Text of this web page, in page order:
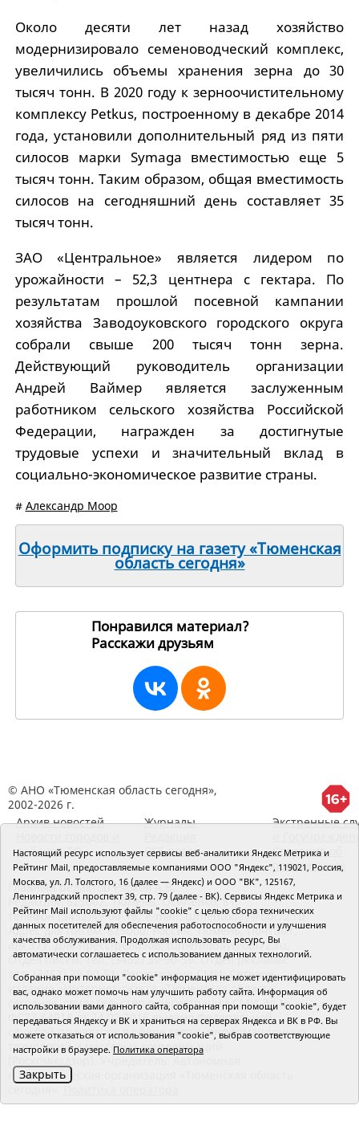
Около десяти лет назад хозяйство
модернизировало семеноводческий комплекс,
увеличились объемы хранения зерна до 30
тысяч тонн. В 2020 году к зерноочистительному
комплексу Petkus, построенному в декабре 2014
года, установили дополнительный ряд из пяти
силосов марки Symaga вместимостью еще 5
тысяч тонн. Таким образом, общая вместимость
силосов на сегодняшний день составляет 35
тысяч тонн.
ЗАО «Центральное» является лидером по
урожайности – 52,3 центнера с гектара. По
результатам прошлой посевной кампании
хозяйства Заводоуковского городского округа
собрали свыше 200 тысяч тонн зерна.
Действующий руководитель организации
Андрей Ваймер является заслуженным
работником сельского хозяйства Российской
Федерации, награжден за достигнутые
трудовые успехи и значительный вклад в
социально-экономическое развитие страны.
# Александр Моор
Оформить подписку на газету «Тюменская
область сегодня»
Понравился материал?
Расскажи друзьям
© АНО «Тюменская область сегодня»,
2002-2026 г.
Архив новостей
районов ТО
Журналы
RSS поток
Экстренные
Сведения об
организации
Главный редактор Рябков А.В.
Редакция: 625002, Тюмень, Осипенко, 81,
телефон (3452)49-00-18, e-mail: tumentoday@obl72.ru
Адрес для писем: 625000, Россия, Тюмень, Почтамт,
а/я 371. Для пресс-релизов: tumentoday@obl72.ru.
Отдел писем: тел. (3452) 39-90-59. Отдел рекламы:
тел. (3452) 39-90-51. Регистрация СМИ: Сетевое
издание «Интернет-газета «Тюменская область
сегодня», свидетельство о регистрации СМИ Эл №
ФС77-64918 от 24.02.2016 выдано Федеральной
службой по надзору в сфере связи, информационных
технологий и массовых коммуникаций
(Роскомнадзор). Учредитель: Автономная
некоммерческая организация «Тюменская область
Настоящий ресурс использует сервисы веб-аналитики Яндекс Метрика и
Рейтинг Mail, предоставляемые компаниями ООО "Яндекс", 119021, Россия,
Москва, ул. Л. Толстого, 16 (далее — Яндекс) и ООО "ВК", 125167,
Ленинградский проспект 39, стр. 79 (далее - ВК). Сервисы Яндекс Метрика и
Рейтинг Mail используют файлы "cookie" с целью сбора технических
данных посетителей для обеспечения работоспособности и улучшения
качества обслуживания. Продолжая использовать ресурс, Вы
автоматически соглашаетесь с использованием данных технологий.
Собранная при помощи "cookie" информация не может идентифицировать
вас, однако может помочь нам улучшить работу сайта. Информация об
использовании вами данного сайта, собранная при помощи "cookie", будет
передаваться Яндексу и ВК и храниться на серверах Яндекса и ВК в РФ. Вы
можете отказаться от использования "cookie", выбрав соответствующие
настройки в браузере. Политика оператора
Закрыть